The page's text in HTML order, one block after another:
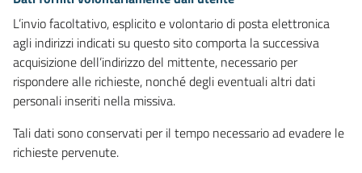
L’invio facoltativo, esplicito e volontario di posta elettronica
agli indirizzi indicati su questo sito comporta la successiva
acquisizione dell’indirizzo del mittente, necessario per
rispondere alle richieste, nonché degli eventuali altri dati
personali inseriti nella missiva.
Tali dati sono conservati per il tempo necessario ad evadere le
richieste pervenute.